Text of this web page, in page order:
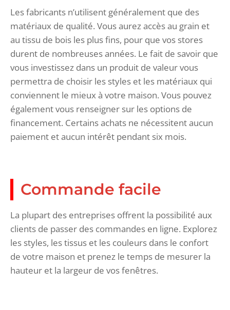
Les fabricants n’utilisent généralement que des
matériaux de qualité. Vous aurez accès au grain et
au tissu de bois les plus fins, pour que vos stores
durent de nombreuses années. Le fait de savoir que
vous investissez dans un produit de valeur vous
permettra de choisir les styles et les matériaux qui
conviennent le mieux à votre maison. Vous pouvez
également vous renseigner sur les options de
financement. Certains achats ne nécessitent aucun
paiement et aucun intérêt pendant six mois.
Commande facile
La plupart des entreprises offrent la possibilité aux
clients de passer des commandes en ligne. Explorez
les styles, les tissus et les couleurs dans le confort
de votre maison et prenez le temps de mesurer la
hauteur et la largeur de vos fenêtres.